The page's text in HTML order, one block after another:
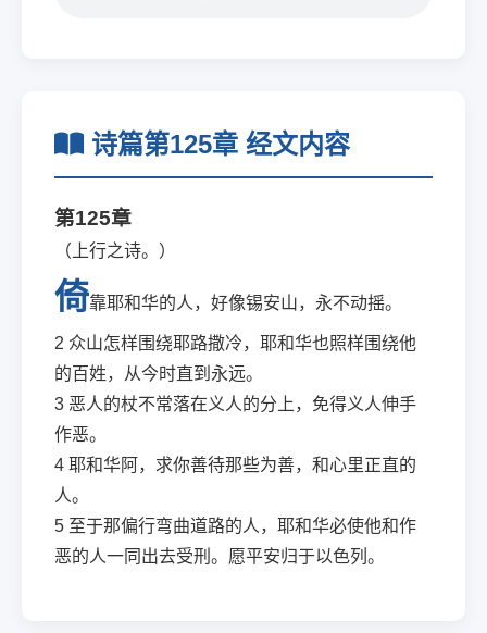
诗篇第125章 经文内容
第125章
（上行之诗。）
倚靠耶和华的人，好像锡安山，永不动摇。
2 众山怎样围绕耶路撒冷，耶和华也照样围绕他
的百姓，从今时直到永远。
3 恶人的杖不常落在义人的分上，免得义人伸手
作恶。
4 耶和华阿，求你善待那些为善，和心里正直的
人。
5 至于那偏行弯曲道路的人，耶和华必使他和作
恶的人一同出去受刑。愿平安归于以色列。